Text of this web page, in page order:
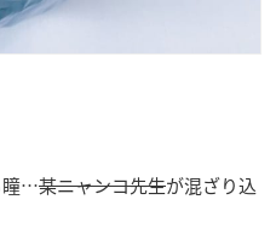
瞳…某ニャンコ先生が混ざり込